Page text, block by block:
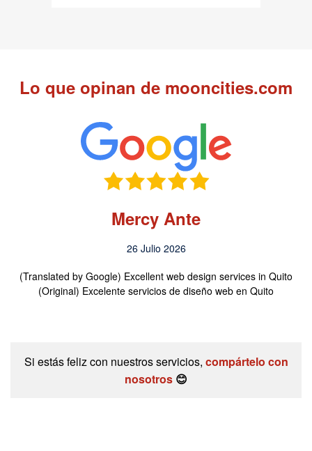
Lo que opinan de mooncities.com
Mercy Ante
26 Julio 2026
(Translated by Google) Excellent web design services in Quito
(Original) Excelente servicios de diseño web en Quito
Si estás feliz con nuestros servicios, compártelo con
nosotros 😊